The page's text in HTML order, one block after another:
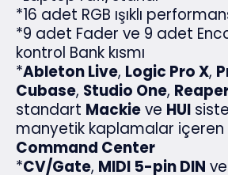
*16 adet RGB ışıklı
*9 adet Fader ve 9 adet
kontrol Bank kısmı
*Ableton Live, Logic Pro X,
Cubase, Studio One,
standart Mackieve HUI
manyetik kaplamalar içeren
Command Center
*CV/Gate, MIDI 5-pin DIN ve